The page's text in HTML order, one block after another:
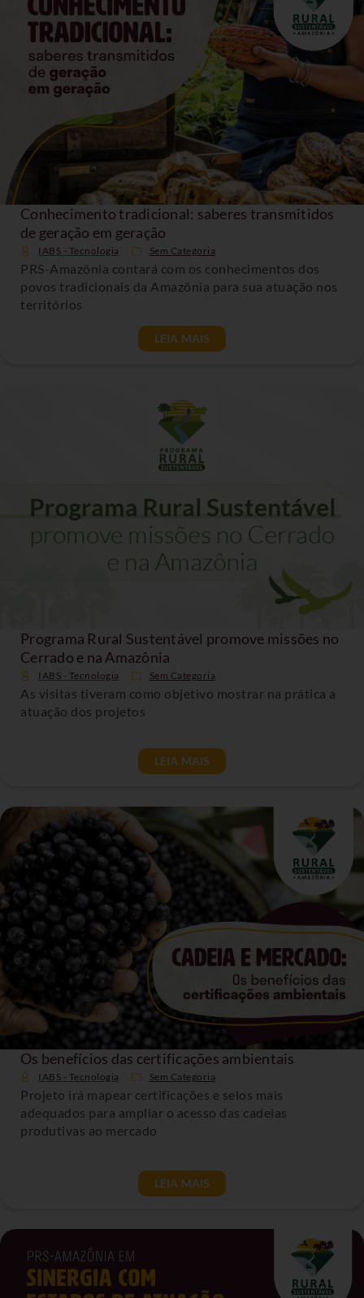
Conhecimento tradicional: saberes transmitidos
de geração em geração
IABS - Tecnologia Sem Categoria
PRS-Amazônia contará com os conhecimentos dos
povos tradicionais da Amazônia para sua atuação nos
territórios
LEIA MAIS
Programa Rural Sustentável promove missões no
Cerrado e na Amazônia
IABS - Tecnologia Sem Categoria
As visitas tiveram como objetivo mostrar na prática a
atuação dos projetos
LEIA MAIS
Os benefícios das certificações ambientais
IABS - Tecnologia Sem Categoria
Projeto irá mapear certificações e selos mais
adequados para ampliar o acesso das cadeias
produtivas ao mercado
LEIA MAIS